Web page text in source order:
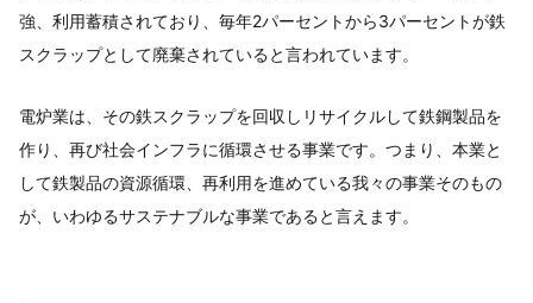
強、利用蓄積されており、毎年2パーセントから3パーセントが鉄
スクラップとして廃棄されていると言われています。
電炉業は、その鉄スクラップを回収しリサイクルして鉄鋼製品を
作り、再び社会インフラに循環させる事業です。つまり、本業と
して鉄製品の資源循環、再利用を進めている我々の事業そのもの
が、いわゆるサステナブルな事業であると言えます。